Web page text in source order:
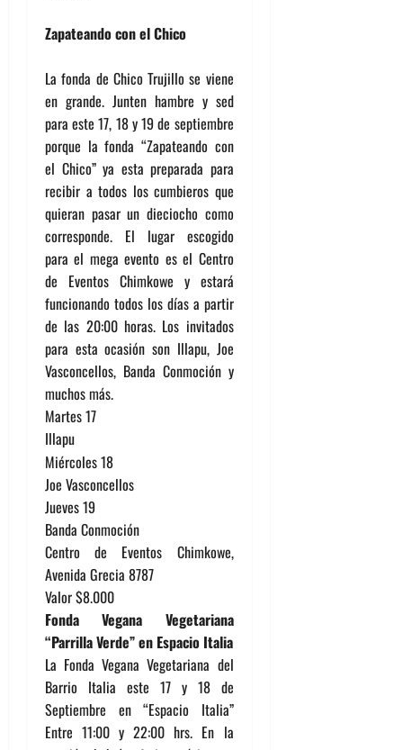
Zapateando con el Chico
La fonda de Chico Trujillo se viene
en grande. Junten hambre y sed
para este 17, 18 y 19 de septiembre
porque la fonda “Zapateando con
el Chico” ya esta preparada para
recibir a todos los cumbieros que
quieran pasar un dieciocho como
corresponde. El lugar escogido
para el mega evento es el Centro
de Eventos Chimkowe y estará
funcionando todos los días a partir
de las 20:00 horas. Los invitados
para esta ocasión son Illapu, Joe
Vasconcellos, Banda Conmoción y
muchos más.
Martes 17
Illapu
Miércoles 18
Joe Vasconcellos
Jueves 19
Banda Conmoción
Centro de Eventos Chimkowe,
Avenida Grecia 8787
Valor $8.000
Fonda Vegana Vegetariana
“Parrilla Verde” en Espacio Italia
La Fonda Vegana Vegetariana del
Barrio Italia este 17 y 18 de
Septiembre en “Espacio Italia”
Entre 11:00 y 22:00 hrs. En la